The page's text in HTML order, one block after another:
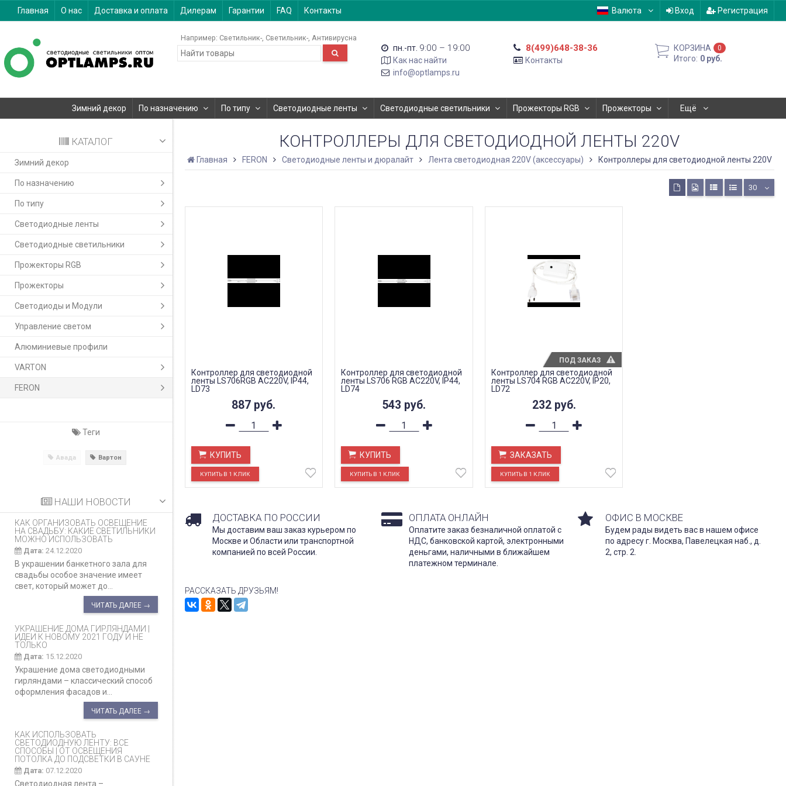
Главная О нас Доставка и оплата Дилерам Гарантии FAQ Контакты Валюта Вход Регистрация
Например: Светильник- Светильник- Антивирусна
пн.-пт. 9:00 – 19:00
Как нас найти
info@optlamps.ru
8(499)648-38-36
Контакты
КОРЗИНА 0
Итого: 0 руб.
Зимний декор По назначению По типу Светодиодные ленты Светодиодные светильники Прожекторы RGB Прожекторы Ещё
КАТАЛОГ
Зимний декор
По назначению
По типу
Светодиодные ленты
Светодиодные светильники
Прожекторы RGB
Прожекторы
Светодиоды и Модули
Управление светом
Алюминиевые профили
VARTON
FERON
Теги
Авада Вартон
НАШИ НОВОСТИ
КАК ОРГАНИЗОВАТЬ ОСВЕЩЕНИЕ
НА СВАДЬБУ: КАКИЕ СВЕТИЛЬНИКИ
МОЖНО ИСПОЛЬЗОВАТЬ
Дата: 24.12.2020
В украшении банкетного зала для
свадьбы особое значение имеет
свет, который может до...
ЧИТАТЬ ДАЛЕЕ →
УКРАШЕНИЕ ДОМА ГИРЛЯНДАМИ |
ИДЕИ К НОВОМУ 2021 ГОДУ И НЕ
ТОЛЬКО
Дата: 15.12.2020
Украшение дома светодиодными
гирляндами – классический способ
оформления фасадов и...
ЧИТАТЬ ДАЛЕЕ →
КАК ИСПОЛЬЗОВАТЬ
СВЕТОДИОДНУЮ ЛЕНТУ: ВСЕ
СПОСОБЫ | ОТ ОСВЕЩЕНИЯ
ПОТОЛКА ДО ПОДСВЕТКИ В САУНЕ
Дата: 07.12.2020
Светодиодная лента –
КОНТРОЛЛЕРЫ ДЛЯ СВЕТОДИОДНОЙ ЛЕНТЫ 220V
Главная FERON Светодиодные ленты и дюралайт Лента светодиодная 220V (аксессуары) Контроллеры для светодиодной ленты 220V
30
Контроллер для светодиодной
ленты LS706RGB AC220V, IP44,
LD73
887 руб.
КУПИТЬ
Контроллер для светодиодной
ленты LS706 RGB AC220V, IP44,
LD74
543 руб.
КУПИТЬ
Контроллер для светодиодной
ленты LS704 RGB AC220V, IP20,
LD72
232 руб.
ЗАКАЗАТЬ
ПОД ЗАКАЗ
ДОСТАВКА ПО РОССИИ
Мы доставим ваш заказ курьером по
Москве и Области или транспортной
компанией по всей России.
ОПЛАТА ОНЛАЙН
Оплатите заказ безналичной оплатой с
НДС, банковской картой, электронными
деньгами, наличными в ближайшем
платежном терминале.
ОФИС В МОСКВЕ
Будем рады видеть вас в нашем офисе
по адресу г. Москва, Павелецкая наб., д.
2, стр. 2.
РАССКАЗАТЬ ДРУЗЬЯМ!